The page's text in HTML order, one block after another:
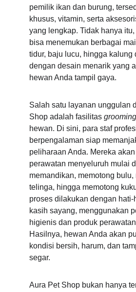
pemilik ikan dan burung,
khusus, vitamin, serta
yang lengkap. Tidak hanya
bisa menemukan berbagai
tidur, baju lucu, hingga kalung
dengan desain menarik yang
hewan Anda tampil gaya.
Salah satu layanan unggulan
Shop adalah fasilitas grooming
hewan. Di sini, para staf
berpengalaman siap
peliharaan Anda. Mereka
perawatan menyeluruh mulai
memandikan, memotong bulu,
telinga, hingga memotong
proses dilakukan dengan hati-
kasih sayang, menggunakan
higienis dan produk
Hasilnya, hewan Anda akan
kondisi bersih, harum, dan
segar.
Aura Pet Shop bukan hanya